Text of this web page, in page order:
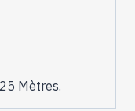
Mètres.